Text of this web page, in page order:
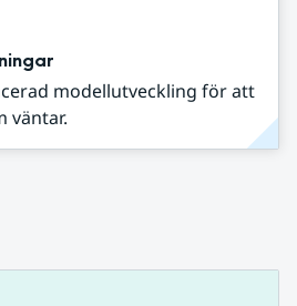
modellutveckling för att
väntar.